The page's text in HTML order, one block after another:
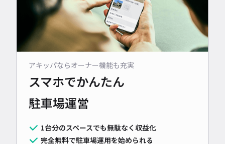
アキッパならオーナー機能も充実
スマホでかんたん
駐車場運営
1台分のスペースでも無駄なく収益化
完全無料で駐車場運用を始められる